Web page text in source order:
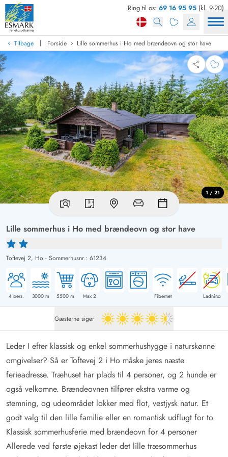
Ring til os: 69 16 95 95 (kl. 9-20)
Tilbage | Forside Lille sommerhus i Ho med brændeovn og stor have
Lille sommerhus i Ho med brændeovn og stor have
Toftevej 2, Ho - Sommerhusnr.: 61234
4 pers. 3000 m 5500m Max 2 Fibernet Ladning
1 / 21
Gæsterne siger 4.5 ud af 5
Leder I efter klassisk og enkel sommerhushygge i naturskønne
omgivelser? Så er Toftevej 2 i Ho måske jeres næste
ferieadresse. Træhuset har plads til 4 personer, og 2 hunde er
også velkomne. Brændeovnen tilfører ekstra varme og
stemning, og udeområdet lokker med flot, vestjysk natur. Et
godt valg til den lille familie eller en romantisk udflugt for to.
Klassisk sommerhusferie med brændeovn for 4 personer
Allerede ved første øjekast leder det lille træsommerhus